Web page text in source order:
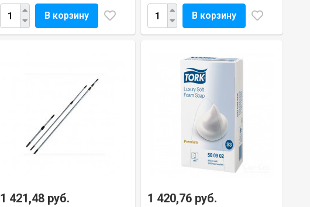
В корзину В корзину
1 421,48 руб. 1 420,76 руб.